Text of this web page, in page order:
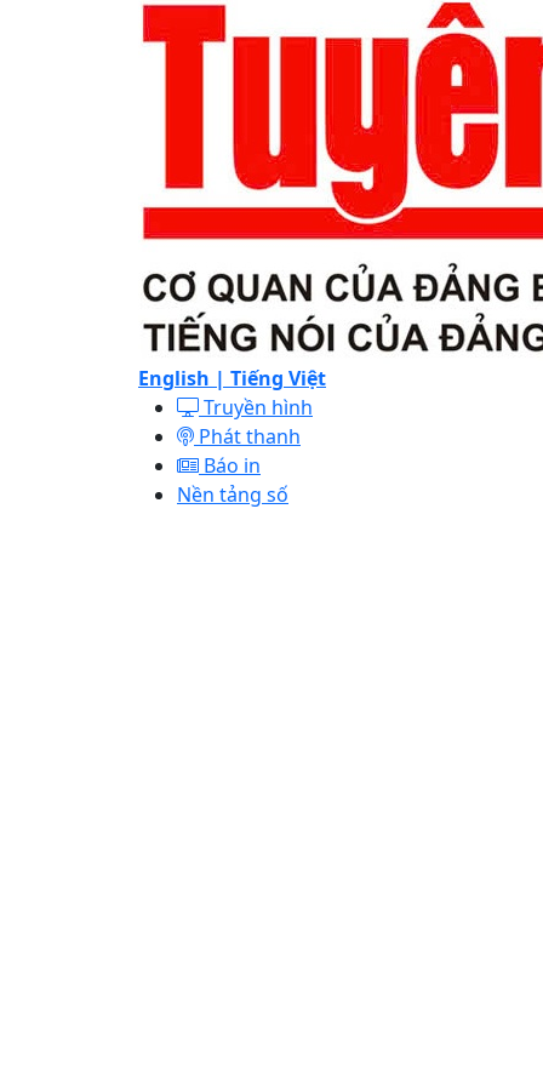
English | Tiếng Việt
Truyền hình
Phát thanh
Báo in
Nền tảng số